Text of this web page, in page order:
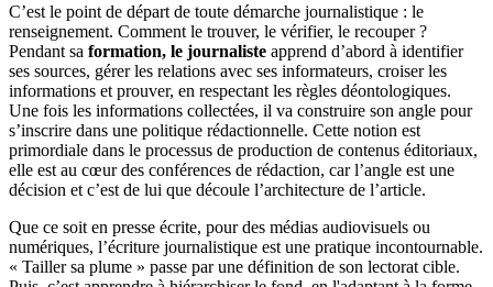
C’est le point de départ de toute démarche journalistique : le
renseignement. Comment le trouver, le vérifier, le recouper ?
Pendant sa formation, le journaliste apprend d’abord à identifier
ses sources, gérer les relations avec ses informateurs, croiser les
informations et prouver, en respectant les règles déontologiques.
Une fois les informations collectées, il va construire son angle pour
s’inscrire dans une politique rédactionnelle. Cette notion est
primordiale dans le processus de production de contenus éditoriaux,
elle est au cœur des conférences de rédaction, car l’angle est une
décision et c’est de lui que découle l’architecture de l’article.
Que ce soit en presse écrite, pour des médias audiovisuels ou
numériques, l’écriture journalistique est une pratique incontournable.
« Tailler sa plume » passe par une définition de son lectorat cible.